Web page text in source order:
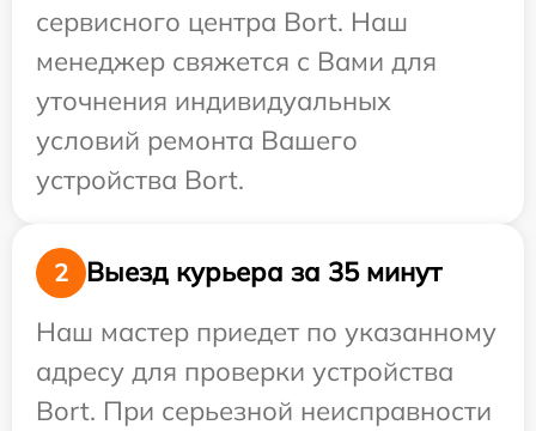
сервисного центра Bort. Наш
менеджер свяжется с Вами для
уточнения индивидуальных
условий ремонта Вашего
устройства Bort.
2
Выезд курьера за 35 минут
Наш мастер приедет по указанному
адресу для проверки устройства
Bort. При серьезной неисправности